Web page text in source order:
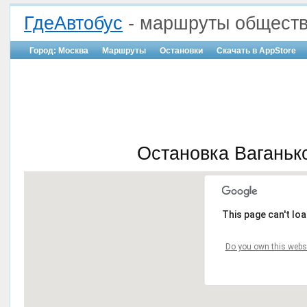
ГдеАвтобус - маршруты
Город: Москва Маршруты Остановки Скачать в AppStore
Остановка
This page can't
Do you own this